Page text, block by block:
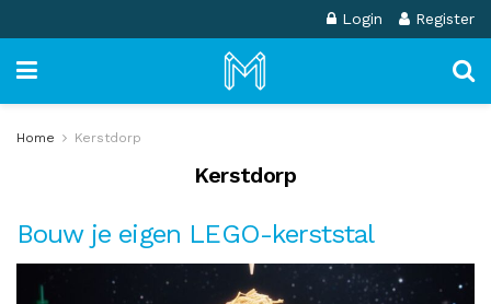
Login Register
Home Kerstdorp
Kerstdorp
Bouw je eigen LEGO-kerststal